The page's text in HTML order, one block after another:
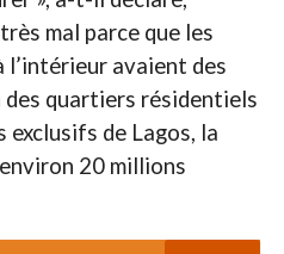
mal parce que les
l’intérieur avaient des
des quartiers résidentiels
exclusifs de Lagos, la
20 millions